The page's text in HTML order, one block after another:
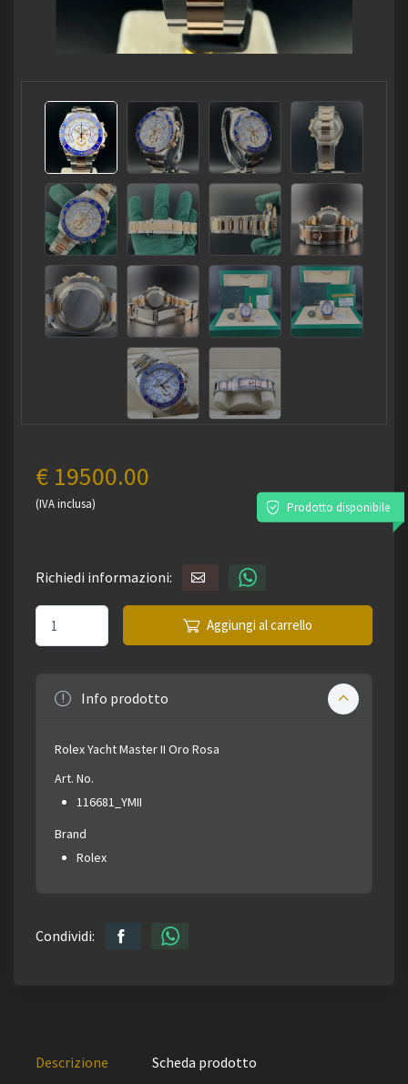
€ 19500.00
(IVA inclusa) Prodotto disponibile
Richiedi informazioni:
Aggiungi al carrello
Info prodotto
Rolex Yacht Master II Oro Rosa
Art. No.
116681_YMII
Brand
Rolex
Condividi:
Descrizione Scheda prodotto